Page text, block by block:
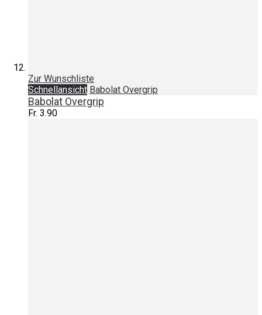
Zur Wunschliste
Schnellansicht Babolat Overgrip
Babolat Overgrip
Fr. 3.90